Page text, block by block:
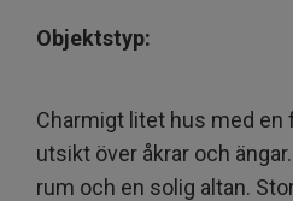
Objektstyp:
Charmigt litet hus med
utsikt över åkrar och
rum och en solig altan.